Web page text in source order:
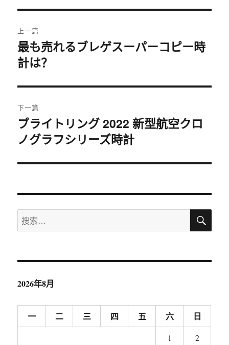
章
导
航
上一篇
上
篇
章：
最も売れるブレゲスーパーコピー時
計は？
下一篇
下
篇
章：
ブライトリング 2022 新型航空クロ
ノグラフシリーズ時計
搜
索：
搜
2026年8月
一 二 三 四 五 六 日
1 2